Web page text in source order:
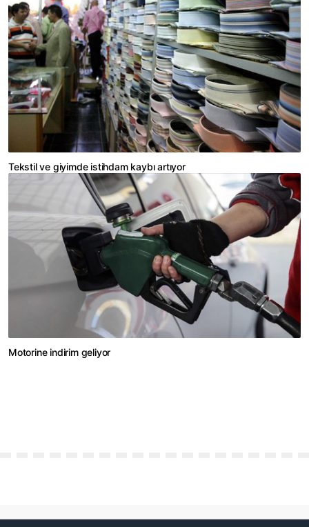
Tekstil ve giyimde istihdam kaybı artıyor
Motorine indirim geliyor